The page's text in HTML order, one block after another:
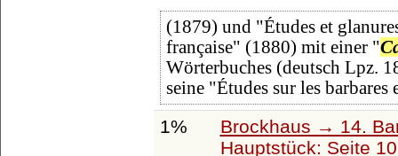
(1879) und "Études et
française" (1880) mit einer "
Wörterbuches (deutsch Lpz.
seine "Études sur les barbares
1%
Brockhaus → 14.
Hauptstück: Seite